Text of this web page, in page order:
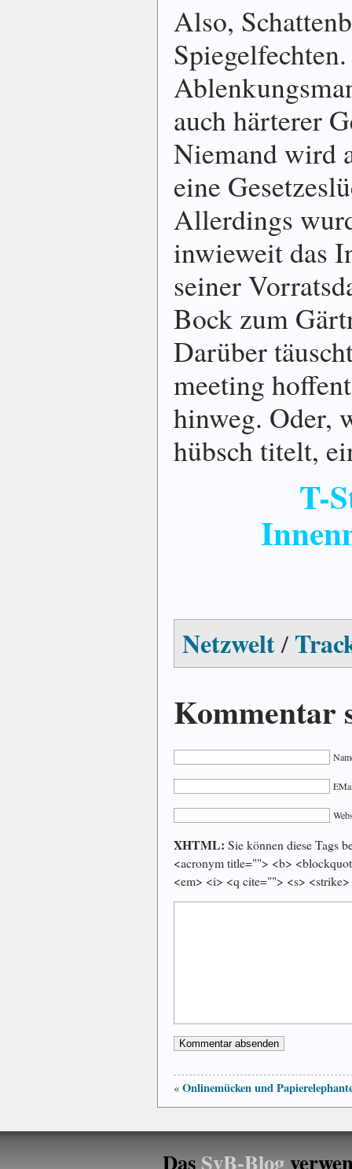
Also,
auch härterer
Niemand wird
eine
Allerdings
inwieweit das
seiner
Bock zum
Darüber
meeting
hinweg. Oder,
hübsch titelt,
T-
Netzwelt/
Kommentar
XHTML: Sie können diese Tags
<acronym title=""> <b>
<em> <i> <q cite=""> <s>
« Onlinemücken und
DasSvB-Blog